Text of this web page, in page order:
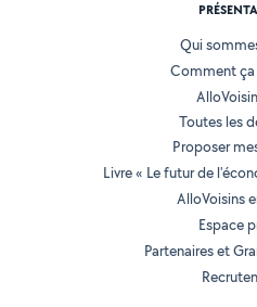
Qui
Comment ça
Toutes les
Proposer
Livre « Le futur de
AlloVoisins
Espace
Partenaires et